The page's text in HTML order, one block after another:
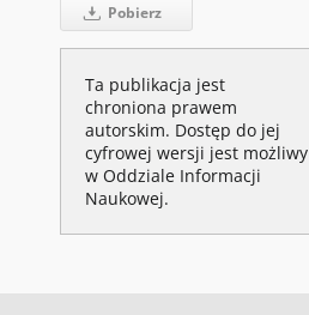
Pobierz
Ta publikacja jest
chroniona prawem
autorskim. Dostęp do jej
cyfrowej wersji jest możliwy
w Oddziale Informacji
Naukowej.